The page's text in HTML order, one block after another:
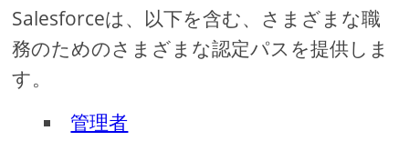
Salesforceは、以下を含む、さまざまな職
務のためのさまざまな認定パスを提供しま
す。
管理者